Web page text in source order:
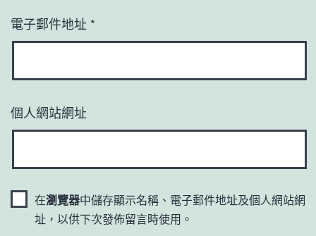
電子郵件地址 *
個人網站網址
在瀏覽器中儲存顯示名稱、電子郵件地址及個人網站網
址，以供下次發佈留言時使用。